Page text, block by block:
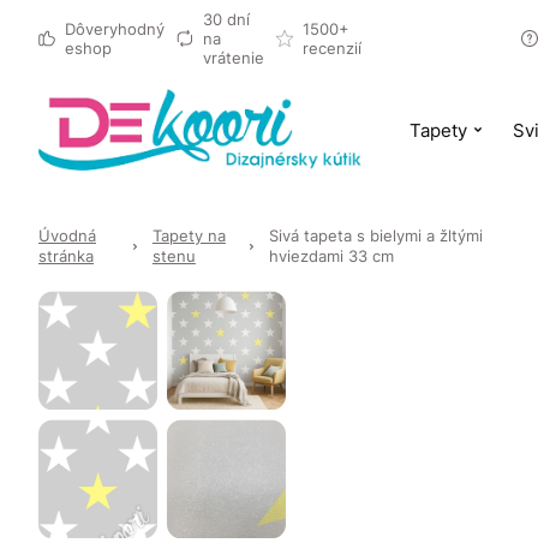
Dôveryhodný
eshop
30 dní
na
vrátenie
1500+
recenzií
Tapety
Úvodná
stránka
Tapety na
stenu
Sivá tapeta s bielymi a žltými
hviezdami 33 cm